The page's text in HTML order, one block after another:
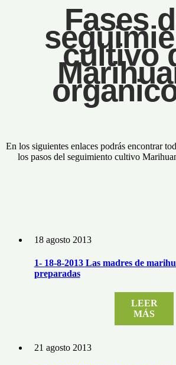
Fases
cultivo
En los siguientes enlaces podrás encontrar
los pasos del seguimiento cultivo
18 agosto 2013
1- 18-8-2013 Las madres de
preparadas
LEER
MÁS
21 agosto 2013